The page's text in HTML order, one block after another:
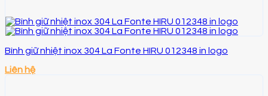
Bình giữ nhiệt inox 304 La Fonte HIRU 012348 in logo
Liên hệ